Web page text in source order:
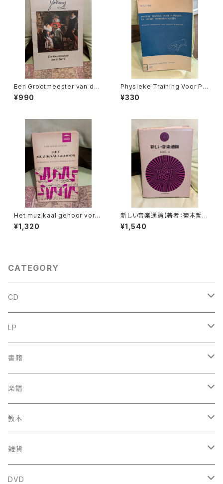
Een Grootmeester van de
barok【著者：Leona Detièg
e】出版社：不明 出版年不明
¥990
Physieke Training Voor Pia
nisten en Andere Instrume
ntalisten【著者：Dr.G.C.Kop】
¥330
Het muzikaal gehoor vormi
ng en ontwikkeling【著者：T
HEO WILLEMZE】出版社：UT
¥1,320
新しい音楽通論【著者：菊本哲
也】出版社：全音楽譜出版社 昭
和50年
¥1,540
CATEGORY
CD
古楽
中古CD
鍋島元子関連CD
古楽以外
中古CD
LP
古楽
中古LP
鍋島元子関連LP
古楽以外
中古LP
書籍
古楽関係
中古本
新古本
古楽以外
中古本
中古本
楽譜
古楽関係
スコア
鍵盤用
古楽以外
スコア
教本
古楽関係
古楽以外
雑貨
トートバッグ
DVD